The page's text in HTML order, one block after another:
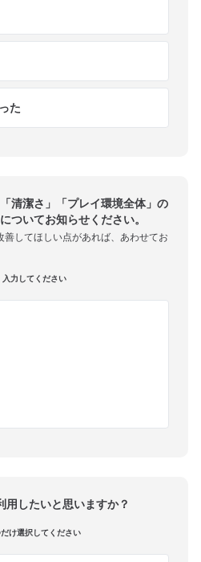
た
清潔さ」「プレイ環境全体」の
ついてお知らせください。
善してほしい点があれば、あわせてお
入力してください
用したいと思いますか？
け選択してください